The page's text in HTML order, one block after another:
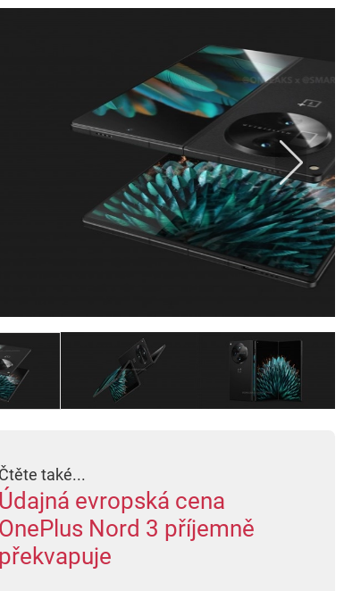
Čtěte také...
Údajná evropská cena
OnePlus Nord 3 příjemně
překvapuje